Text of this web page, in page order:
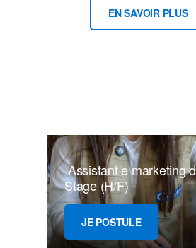
EN SAVOIR PLUS
Assistant·e marketing
Stage (H/F)
JE POSTULE